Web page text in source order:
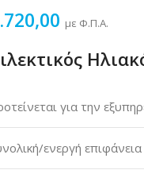
με Φ.Π.Α.
για την
ενεργή